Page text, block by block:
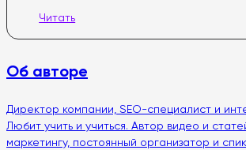
Читать
Об авторе
Директор компании, SEO-специалист и
Любит учить и учиться. Автор видео и
маркетингу, постоянный организатор и